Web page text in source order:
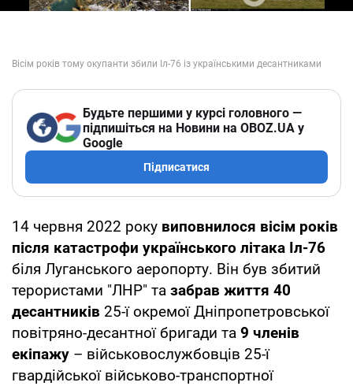
Будьте першими у курсі головного —
підпишіться на Новини на OBOZ.UA у
Google
Підписатися
14 червня 2022 року виповнилося вісім років
після катастрофи українського літака Іл-76
біля Луганського аеропорту. Він був збитий
терористами "ЛНР" та забрав життя 40
десантників 25-ї окремої Дніпропетровської
повітряно-десантної бригади та 9 членів
екіпажу – військовослужбовців 25-ї
гвардійської військово-транспортної